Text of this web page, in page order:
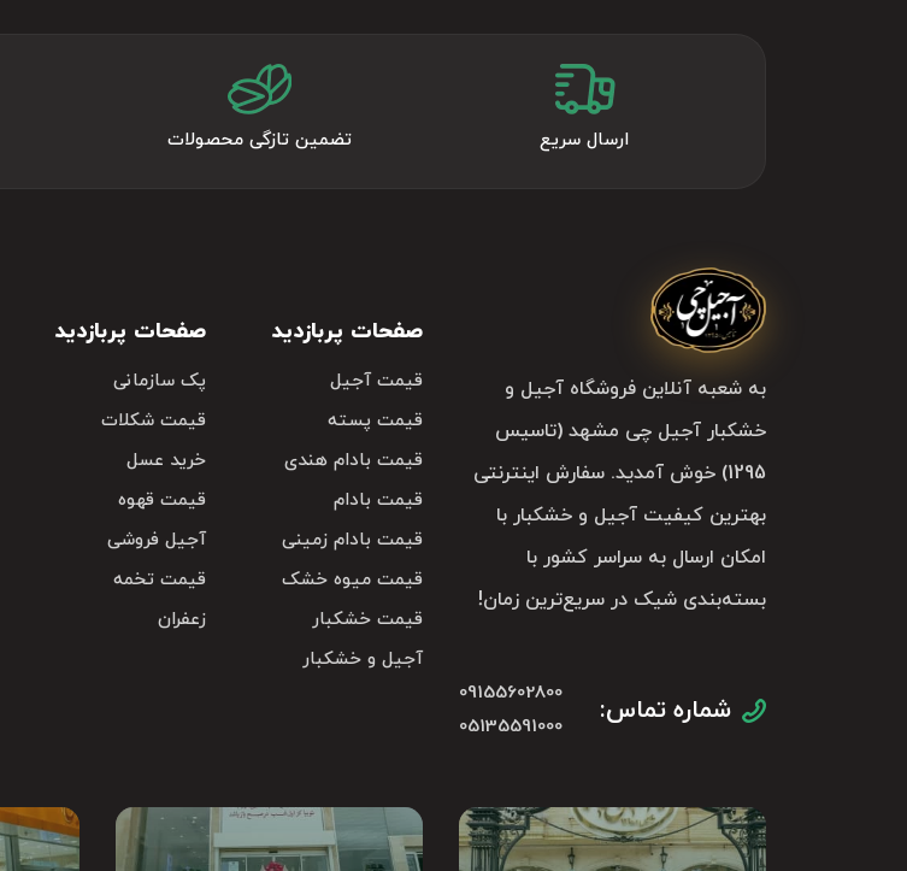
ارسال سریع تضمین تازگی محصولات
به شعبه آنلاین فروشگاه آجیل و
خشکبار آجیل چی مشهد (تاسیس
1295) خوش آمدید. سفارش اینترنتی
بهترین کیفیت آجیل و خشکبار با
امکان ارسال به سراسر کشور با
بسته‌بندی شیک در سریع‌ترین زمان!
شماره تماس:
09155602800
05135591000
صفحات پربازدید
قیمت آجیل
قیمت پسته
قیمت بادام هندی
قیمت بادام
قیمت بادام زمینی
قیمت میوه خشک
قیمت خشکبار
آجیل و خشکبار
صفحات پربازدید
پک سازمانی
قیمت شکلات
خرید عسل
قیمت قهوه
آجیل فروشی
قیمت تخمه
زعفران